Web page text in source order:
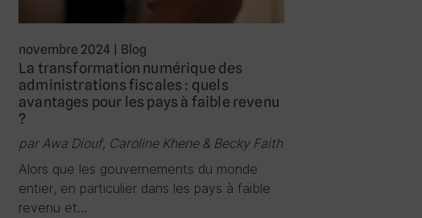
novembre 2024 | Blog
La transformation numérique des
administrations fiscales : quels
avantages pour les pays à faible revenu
?
par Awa Diouf, Caroline Khene & Becky Faith
Alors que les gouvernements du monde
entier, en particulier dans les pays à faible
revenu et…